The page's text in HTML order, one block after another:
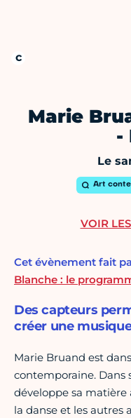
Marie
-
Le
Art
Cet évènement fait
Blanche : le
Des capteurs
créer une
Marie Bruand est
contemporaine. Dans
développe sa
la danse et les autres
VOIR